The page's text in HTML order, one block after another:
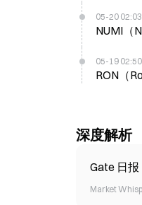
05-20 02:03
NUMI（
05-19 02:50
RON（
深度解析
Gate 日
Market